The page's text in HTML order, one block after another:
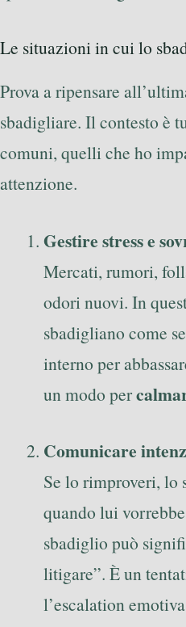
Le situazioni in cui lo
Prova a ripensare
sbadigliare. Il contesto è
comuni, quelli che ho
attenzione.
Gestire stress e
Mercati, rumori,
odori nuovi. In
sbadigliano come
interno per
un modo per
Comunicare
Se lo rimproveri,
quando lui
sbadiglio può
litigare”. È un
l’escalation